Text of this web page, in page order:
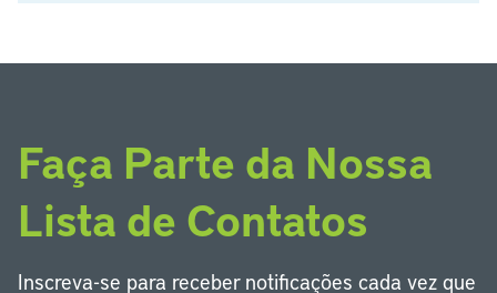
Faça Parte da Nossa
Lista de Contatos
Inscreva-se para receber notificações cada vez que